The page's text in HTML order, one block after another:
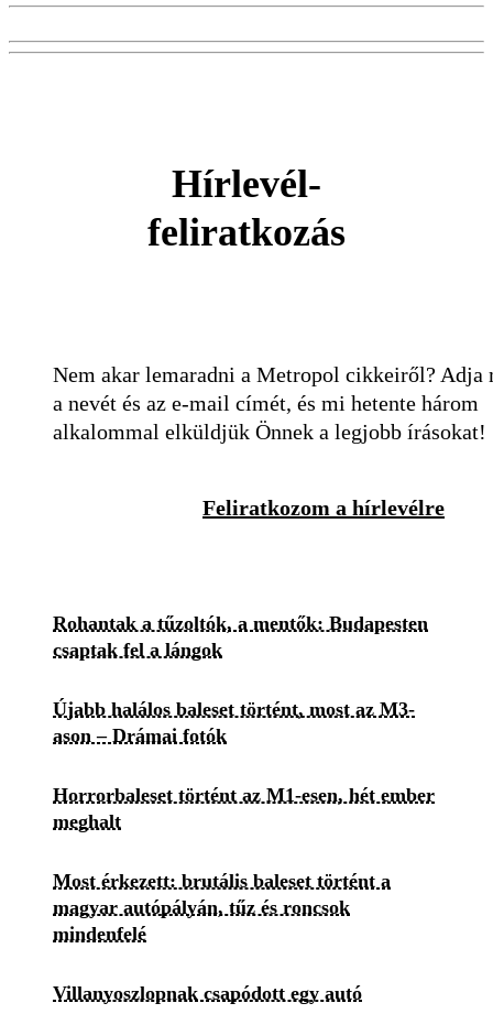
Hírlevél-
feliratkozás
Nem akar lemaradni a Metropol cikkeiről? Adja
a nevét és az e-mail címét, és mi hetente három
alkalommal elküldjük Önnek a legjobb írásokat!
Feliratkozom a hírlevélre
Rohantak a tűzoltók, a mentők: Budapesten
csaptak fel a lángok
Újabb halálos baleset történt, most az M3-
ason – Drámai fotók
Horrorbaleset történt az M1-esen, hét ember
meghalt
Most érkezett: brutális baleset történt a
magyar autópályán, tűz és roncsok
mindenfelé
Villanyoszlopnak csapódott egy autó